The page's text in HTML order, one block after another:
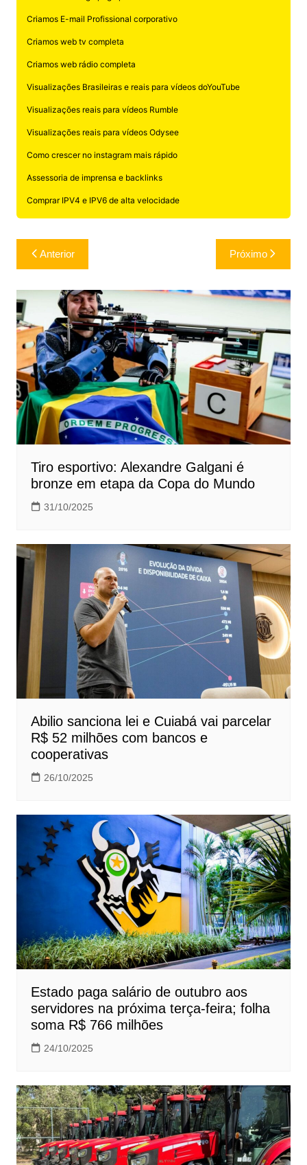
Criamos E-mail Profissional corporativo
Criamos web tv completa
Criamos web rádio completa
Visualizações Brasileiras e reais para vídeos doYouTube
Visualizações reais para vídeos Rumble
Visualizações reais para vídeos Odysee
Como crescer no instagram mais rápido
Assessoria de imprensa e backlinks
Comprar IPV4 e IPV6 de alta velocidade
Navegação
de
Post
Anterior Próximo
Tiro esportivo: Alexandre Galgani é
bronze em etapa da Copa do Mundo
31/10/2025
Abilio sanciona lei e Cuiabá vai parcelar
R$ 52 milhões com bancos e
cooperativas
26/10/2025
Estado paga salário de outubro aos
servidores na próxima terça-feira; folha
soma R$ 766 milhões
24/10/2025